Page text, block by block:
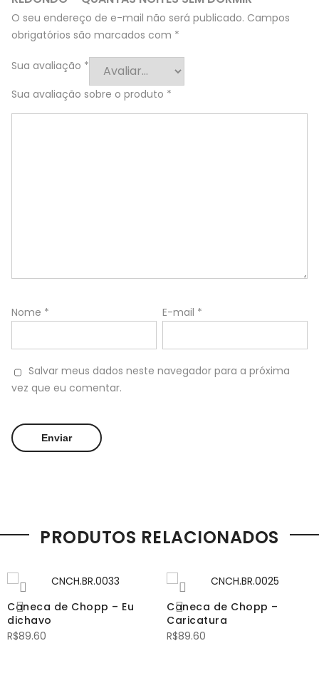
O seu endereço de e-mail não será publicado. Campos
obrigatórios são marcados com *
Sua avaliação *
Sua avaliação sobre o produto *
Nome * E-mail *
Salvar meus dados neste navegador para a próxima
vez que eu comentar.
PRODUTOS RELACIONADOS
Caneca de Chopp – Eu
dichavo
R$89.60
Caneca de Chopp –
Caricatura
R$89.60